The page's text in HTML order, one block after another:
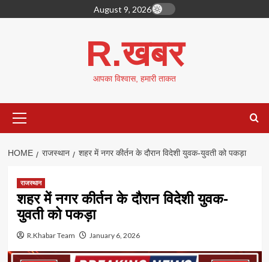
to
August 9, 2026
R.खबर
आपका विश्वास, हमारी ताकत
Menu
HOME राजस्थान शहर में नगर कीर्तन के दौरान विदेशी युवक-युवती को पकड़ा
राजस्थान
शहर में नगर कीर्तन के दौरान विदेशी युवक-
युवती को पकड़ा
R.Khabar Team January 6, 2026